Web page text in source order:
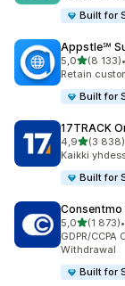
Built for
Appstle℠
5,0/ 5 tähteä
(8 133)
8133 •
Retain
Built for
17TRACK
4,9/ 5 tähteä
(3 838)
3838
Kaikki
Built for
Consentmo
5,0/ 5 tähteä
(1 873)
1873 •
GDPR/
Withdrawal
Built for